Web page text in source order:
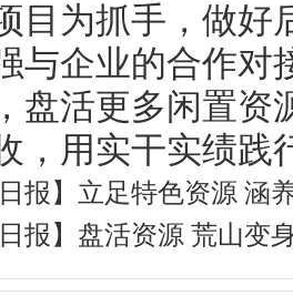
目为抓手，做好
与企业的合作对
盘活更多闲置资
，用实干实绩践
日报】立足特色资源 涵
日报】盘活资源 荒山变